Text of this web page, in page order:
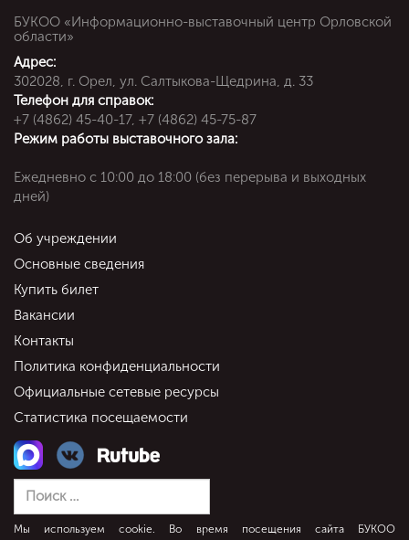
БУКОО «Информационно-выставочный центр Орловской
области»
Адрес:
302028, г. Орел, ул. Салтыкова-Щедрина, д. 33
Телефон для справок:
+7 (4862) 45-40-17, +7 (4862) 45-75-87
Режим работы выставочного зала:
Ежедневно c 10:00 до 18:00 (без перерыва и выходных
дней)
Об учреждении
Основные сведения
Купить билет
Вакансии
Контакты
Политика конфиденциальности
Официальные сетевые ресурсы
Статистика посещаемости
Мы используем cookie. Во время посещения сайта БУКОО